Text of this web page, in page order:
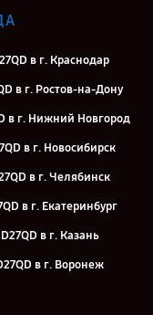
в г. Краснодар
в г. Ростов-на-Дону
в г. Нижний Новгород
в г. Новосибирск
в г. Челябинск
в г. Екатеринбург
в г. Казань
в г. Воронеж